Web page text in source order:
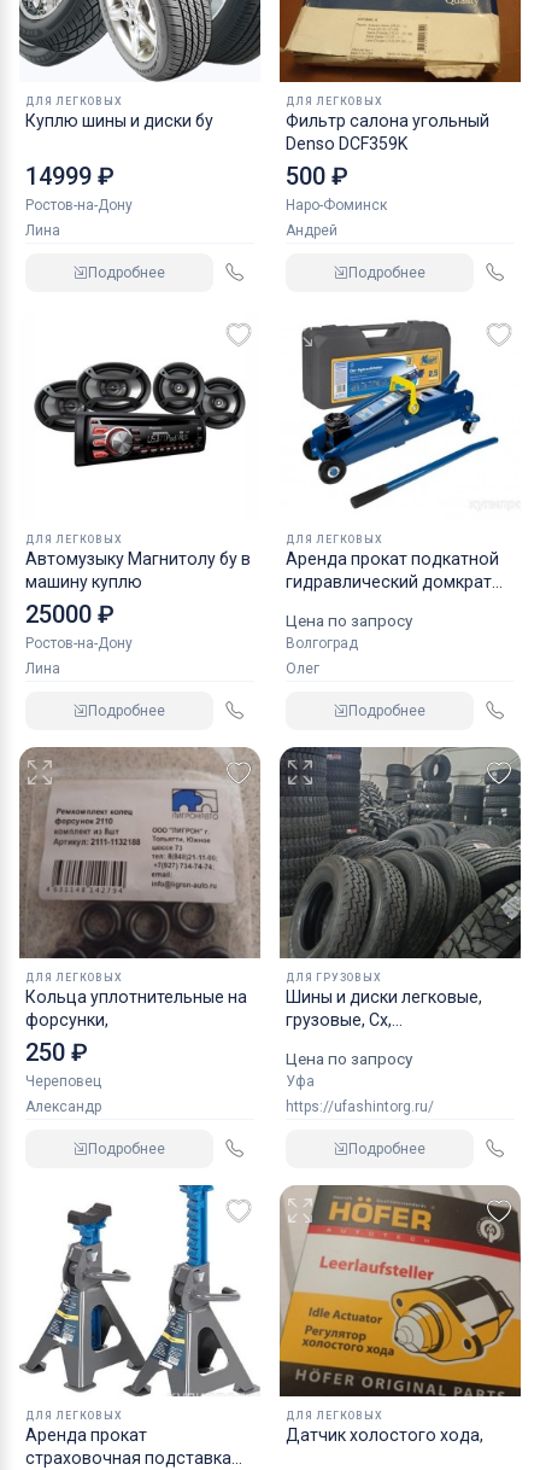
ДЛЯ ЛЕГКОВЫХ
Куплю шины и диски бу
14999 ₽
Ростов-на-Дону
Лина
Подробнее
ДЛЯ ЛЕГКОВЫХ
Фильтр салона угольный
Denso DCF359K
500 ₽
Наро-Фоминск
Андрей
Подробнее
ДЛЯ ЛЕГКОВЫХ
Автомузыку Магнитолу бу в
машину куплю
25000 ₽
Ростов-на-Дону
Лина
Подробнее
ДЛЯ ЛЕГКОВЫХ
Аренда прокат подкатной
гидравлический домкрат
Цена по запросу
Волгоград
Олег
Подробнее
ДЛЯ ЛЕГКОВЫХ
Кольца уплотнительные на
форсунки,
250 ₽
Череповец
Александр
Подробнее
ДЛЯ ГРУЗОВЫХ
Шины и диски легковые,
грузовые, Сх,
Цена по запросу
Уфа
https://ufashintorg.ru/
Подробнее
ДЛЯ ЛЕГКОВЫХ
Аренда прокат
страховочная подставка
ДЛЯ ЛЕГКОВЫХ
Датчик холостого хода,